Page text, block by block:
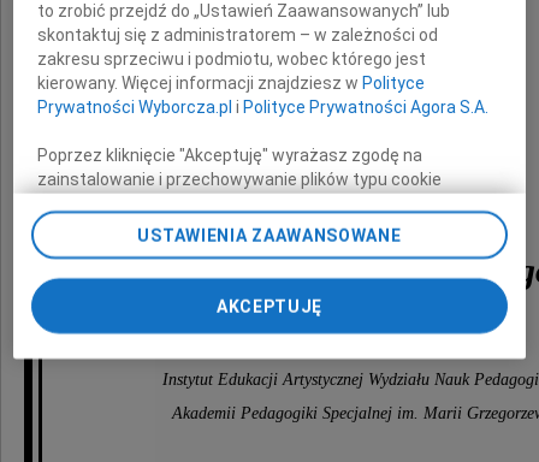
Męża
profesora
Janusza
Instytut Edukacji Artystycznej Wydziału Nauk
Akademii Pedagogiki Specjalnej im. Marii
to zrobić przejdź do „Ustawień Zaawansowanych” lub
skontaktuj się z administratorem – w zależności od
zakresu sprzeciwu i podmiotu, wobec którego jest
kierowany. Więcej informacji znajdziesz w Polityce
Prywatności Wyborcza.pl i Polityce Prywatności Agora S.A.
Poprzez kliknięcie "Akceptuję" wyrażasz zgodę na
zainstalowanie i przechowywanie plików typu cookie
na Twoim urządzeniu końcowym. Możesz też w każdej
chwili zmienić swoje preferencje dot. plików cookie,
ponownie wywołując narzędzie do zarządzania Twoimi
preferencjami dot. przetwarzania danych poprzez
odnośnik „Ustawienia prywatności” w stopce serwisu i
Zmiana ustawień plików cookie możliwa jest także za
USTAWIENIA ZAAWANSOWANE
AKCEPTUJĘ